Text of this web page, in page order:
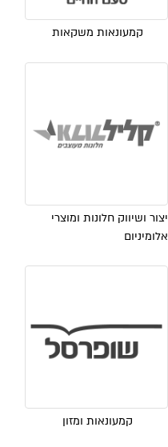
קמעונאות משקאות
יצור ושיווק חלונות ומוצרי
אלומיניום
קמעונאות ומזון